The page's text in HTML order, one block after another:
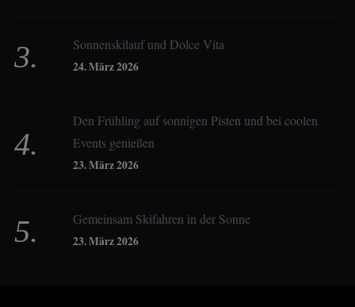
Derk Hoberg
Dominique Schroller
Sonnenskilauf und Dolce Vita
24. März 2026
Den Frühling auf sonnigen Pisten und bei coolen
Events genießen
23. März 2026
Gemeinsam Skifahren in der Sonne
23. März 2026